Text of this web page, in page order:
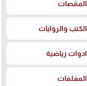
المقصات
الكتب والروايات
ادوات رياضية
المغلفات